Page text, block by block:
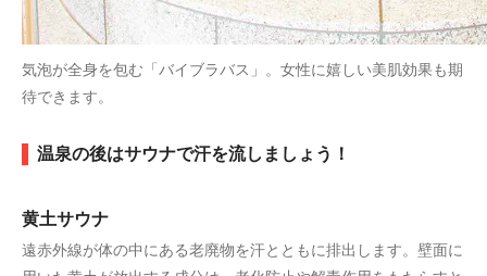
気泡が全身を包む「バイブラバス」。女性に嬉しい美肌効果も期
待できます。
温泉の後はサウナで汗を流しましょう！
黄土サウナ
遠赤外線が体の中にある老廃物を汗とともに排出します。壁面に